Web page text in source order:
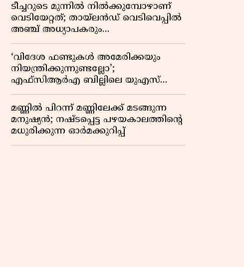
ടീച്ചറുടെ മുന്നിൽ നിൽക്കുമ്പോഴാണ്
വെടിയേറ്റത്; തായ്‌ലൻഡ് വെടിവെപ്പിൽ
അഞ്ച് അധ്യാപകരും
മുത്തശ്ശീമുത്തശ്ശന്മാരും കൊല്ലപ്പെട്ടു,
മരണസംഖ്യ 7; ഞെട്ടിക്കുന്ന
വെളിപ്പെടുത്തലുകൾ
‘വിദേശ ഫണ്ടുകൾ അമേരിക്കയും
നിയന്ത്രിക്കുന്നുണ്ടല്ലോ’;
എഫ്സിആർഎ ബില്ലിലെ യുഎസ്
വിമർശനങ്ങൾക്ക് മറുപടിയുമായി ഇന്ത്യ
മണ്ണിൽ പിറന്ന് മണ്ണിലേക്ക് മടങ്ങുന്ന
മനുഷ്യൻ; നഷ്ടപ്പെട്ട പഴയകാലത്തിൻ്റെ
മധുരിക്കുന്ന ഓർമക്കുറിപ്പ്